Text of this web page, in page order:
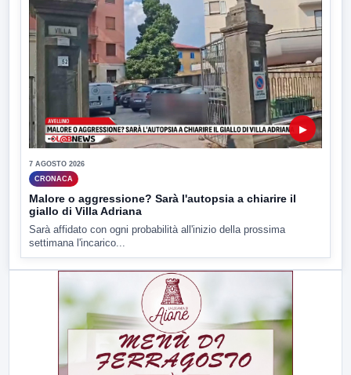
▶
7 AGOSTO 2026
CRONACA
Malore o aggressione? Sarà l'autopsia a chiarire il
giallo di Villa Adriana
Sarà affidato con ogni probabilità all'inizio della prossima
settimana l'incarico...